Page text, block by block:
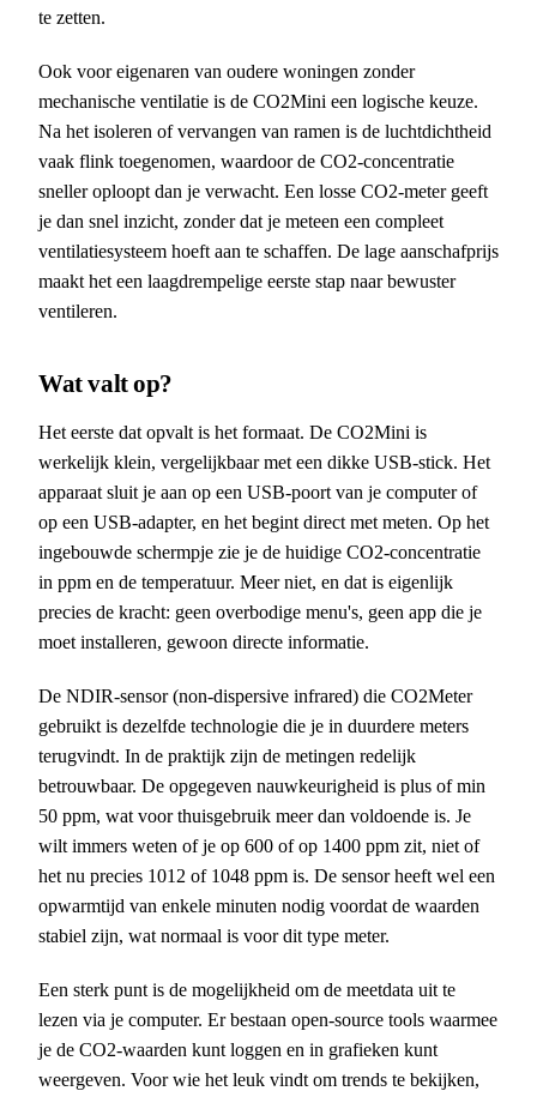
te zetten.
Ook voor eigenaren van oudere woningen zonder
mechanische ventilatie is de CO2Mini een logische keuze.
Na het isoleren of vervangen van ramen is de luchtdichtheid
vaak flink toegenomen, waardoor de CO2-concentratie
sneller oploopt dan je verwacht. Een losse CO2-meter geeft
je dan snel inzicht, zonder dat je meteen een compleet
ventilatiesysteem hoeft aan te schaffen. De lage aanschafprijs
maakt het een laagdrempelige eerste stap naar bewuster
ventileren.
Wat valt op?
Het eerste dat opvalt is het formaat. De CO2Mini is
werkelijk klein, vergelijkbaar met een dikke USB-stick. Het
apparaat sluit je aan op een USB-poort van je computer of
op een USB-adapter, en het begint direct met meten. Op het
ingebouwde schermpje zie je de huidige CO2-concentratie
in ppm en de temperatuur. Meer niet, en dat is eigenlijk
precies de kracht: geen overbodige menu's, geen app die je
moet installeren, gewoon directe informatie.
De NDIR-sensor (non-dispersive infrared) die CO2Meter
gebruikt is dezelfde technologie die je in duurdere meters
terugvindt. In de praktijk zijn de metingen redelijk
betrouwbaar. De opgegeven nauwkeurigheid is plus of min
50 ppm, wat voor thuisgebruik meer dan voldoende is. Je
wilt immers weten of je op 600 of op 1400 ppm zit, niet of
het nu precies 1012 of 1048 ppm is. De sensor heeft wel een
opwarmtijd van enkele minuten nodig voordat de waarden
stabiel zijn, wat normaal is voor dit type meter.
Een sterk punt is de mogelijkheid om de meetdata uit te
lezen via je computer. Er bestaan open-source tools waarmee
je de CO2-waarden kunt loggen en in grafieken kunt
weergeven. Voor wie het leuk vindt om trends te bekijken,